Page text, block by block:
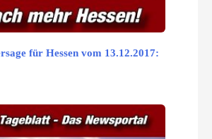
für Hessen vom 13.12.2017: